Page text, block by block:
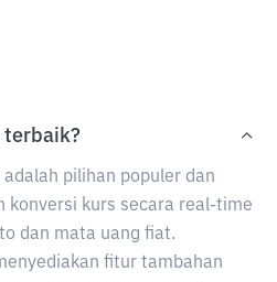
terbaik?
pilihan populer dan
konversi kurs secara real-time
dan mata uang fiat.
fitur tambahan